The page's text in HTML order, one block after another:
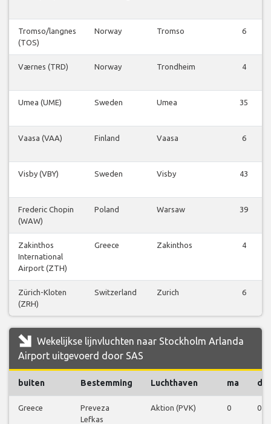
Tromso/langnes
(TOS)
Norway Tromso 6
Værnes (TRD) Norway Trondheim 4
Umea (UME) Sweden Umea 35
Vaasa (VAA) Finland Vaasa 6
Visby (VBY) Sweden Visby 43
Frederic Chopin
(WAW)
Poland Warsaw 39
Zakinthos
International
Airport (ZTH)
Greece Zakinthos 4
Zürich-Kloten
(ZRH)
Switzerland Zurich 6
Wekelijkse lijnvluchten naar Stockholm Arlanda
Airport uitgevoerd door SAS
buiten Bestemming Luchthaven ma di
Greece
Preveza
Lefkas
Aktion (PVK) 0 0